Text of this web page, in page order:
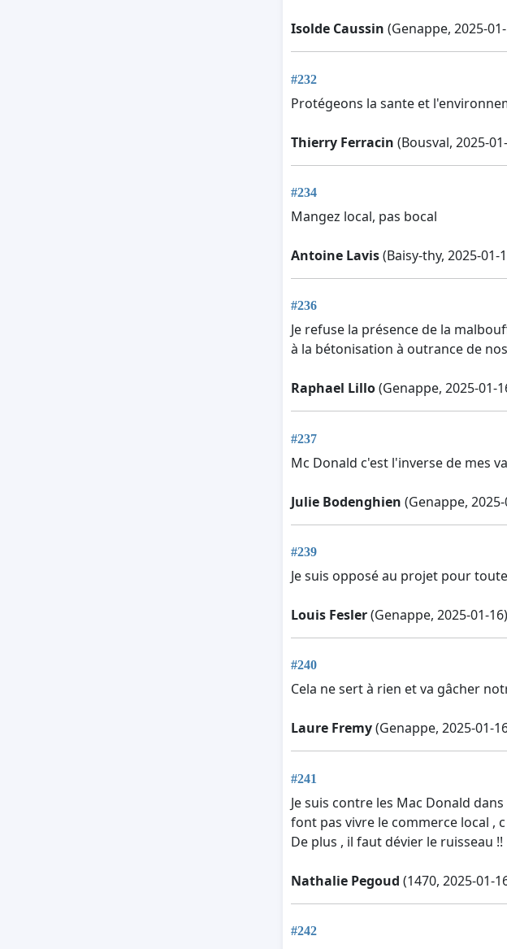
Isolde Caussin (Genappe, 2025-
#232
Protégeons la sante et
Thierry Ferracin (Bousval, 2025-
#234
Mangez local, pas bocal
Antoine Lavis(Baisy-thy, 2025-01-
#236
Je refuse la présence de la
à la bétonisation à outrance de
Raphael Lillo(Genappe, 2025-01-
#237
Mc Donald c'est l'inverse de mes
Julie Bodenghien (Genappe,
#239
Je suis opposé au projet pour
Louis Fesler(Genappe, 2025-01-16)
#240
Cela ne sert à rien et va gâcher
Laure Fremy(Genappe, 2025-01-
#241
Je suis contre les Mac Donald
font pas vivre le commerce local ,
De plus , il faut dévier le ruisseau
Nathalie Pegoud (1470, 2025-01-
#242